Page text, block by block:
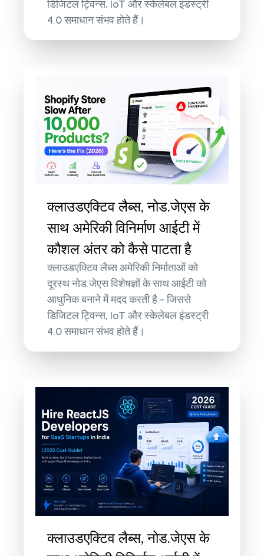
डिजिटल ट्विन्स, IoT और स्केलेबल इंडस्ट्री
4.0 समाधान संभव होते हैं।
क्लाउडएक्टिव लैब्स, नोड.जेएस के
साथ अमेरिकी विनिर्माण आईटी में
कौशल अंतर को कैसे पाटता है
क्लाउडएक्टिव लैब्स अमेरिकी निर्माताओं को
दूरस्थ नोड.जेएस विशेषज्ञों के साथ आईटी को
आधुनिक बनाने में मदद करती है - जिससे
डिजिटल ट्विन्स, IoT और स्केलेबल इंडस्ट्री
4.0 समाधान संभव होते हैं।
क्लाउडएक्टिव लैब्स, नोड.जेएस के